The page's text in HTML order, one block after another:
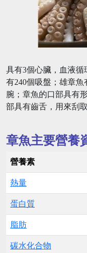
具有3個心臟，血液
有240個吸盤；雄章
腕；章魚的口部具有
部具有齒舌，用來刮
章魚主要營養
營養素
熱量
蛋白質
脂肪
碳水化合物